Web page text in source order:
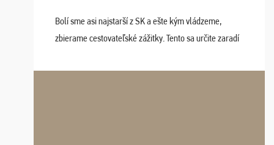
Bolí sme asi najstarší z SK a ešte kým vládzeme,
zbierame cestovateľské zážitky. Tento sa určite zaradí
osudu - pohodový šefík Meďo, dobrá parti ...